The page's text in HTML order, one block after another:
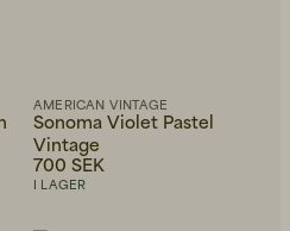
AMERICAN VINTAGE
Sonoma Violet Pastel
Vintage
700 SEK
I LAGER